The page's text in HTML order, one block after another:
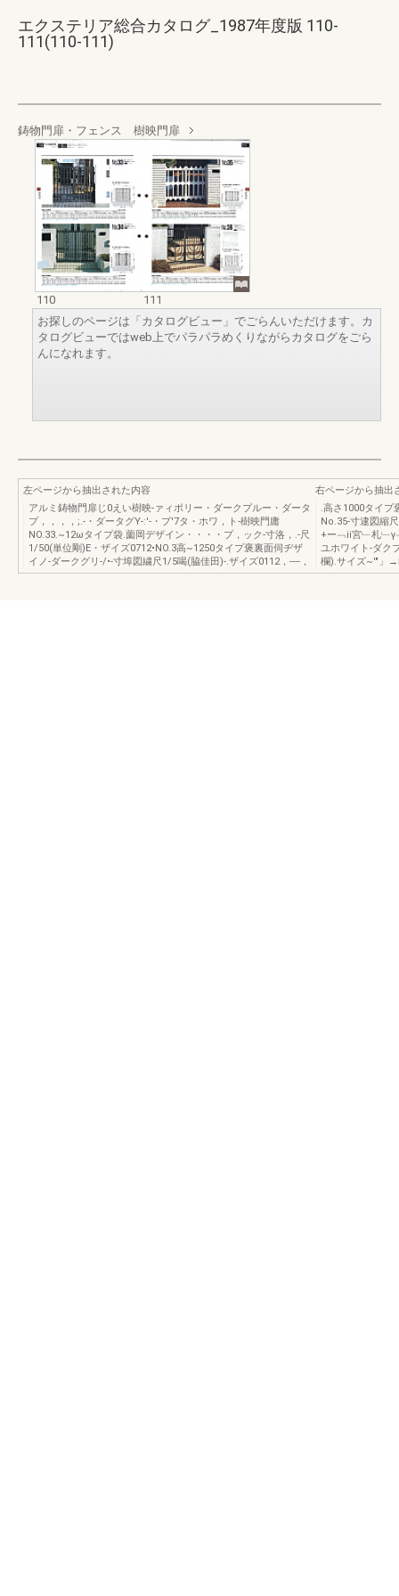
エクステリア総合カタログ_1987年度版 110-
111(110-111)
鋳物門扉・フェンス 樹映門扉
110
111
お探しのページは「カタログビュー」でごらんいただけます。カ
タログビューではweb上でパラパラめくりながらカタログをごら
んになれます。
左ページから抽出された内容
アルミ鋳物門扉じ0えい樹映-ァィポリー・ダークプルー・ダータ
プ，，，，;.-・ダータグY-:'-・プ'7タ・ホワ，ト-樹映門庸
NO.33.~12ωタイプ袋.薗岡デザイン・・・・プ，ック-寸洛，.-尺
1/50(単位剛)E・ザイズ0712•NO.3高~1250タイプ褒裏面伺ヂザ
イノ-ダークグリ-/•-寸埠図繍尺1/5喝(脇佳田)-.ザイズ0112，----，
右ページから抽出
.高さ1000タイプ
No.35-寸逮図縮
+ー﹁ii宮﹂札
ユホワイト-ダク
欄).サイズ~'"」